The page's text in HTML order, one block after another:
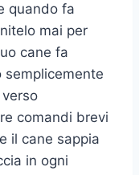
quando fa
mai per
cane fa
semplicemente
comandi brevi
il cane sappia
in ogni